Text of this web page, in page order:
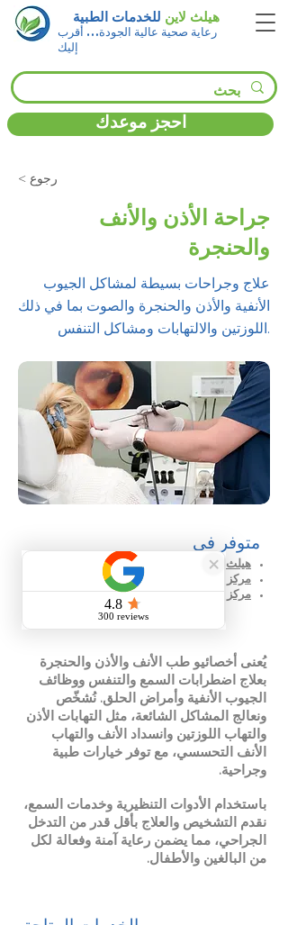
هيلث لاين للخدمات الطبية
رعاية صحية عالية الجودة… أقرب
إليك
احجز موعدك
< رجوع
جراحة الأذن والأنف
والحنجرة
علاج وجراحات بسيطة لمشاكل الجيوب
الأنفية والأذن والحنجرة والصوت بما في ذلك
اللوزتين والالتهابات ومشاكل التنفس.
متوفر في
هيلث لاين لجراحة اليوم الواحد - بني ياس
مركز دانا الطبي - مدينة شخبوط
مركز هيلث لاين الطبي - مدينة الرياض
يُعنى أخصائيو طب الأنف والأذن والحنجرة
بعلاج اضطرابات السمع والتنفس ووظائف
الجيوب الأنفية وأمراض الحلق. نُشخّص
ونعالج المشاكل الشائعة، مثل التهابات الأذن
والتهاب اللوزتين وانسداد الأنف والتهاب
الأنف التحسسي، مع توفر خيارات طبية
وجراحية.
باستخدام الأدوات التنظيرية وخدمات السمع،
نقدم التشخيص والعلاج بأقل قدر من التدخل
الجراحي، مما يضمن رعاية آمنة وفعالة لكل
من البالغين والأطفال.